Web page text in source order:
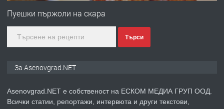
преди 2 години
Пуешки пържоли на скара
Търси
За Asenovgrad.NET
Asenovgrad.NET е собственост на ЕСКОМ МЕДИА ГРУП ООД.
Всички статии, репортажи, интервюта и други текстови,